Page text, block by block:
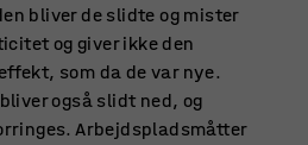
bliver de slidte og mister
og giver ikke den
som da de var nye.
også slidt ned, og
Arbejdspladsmåtter